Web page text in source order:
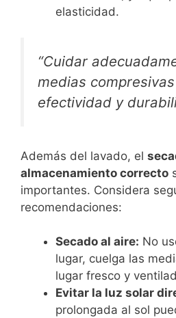
elasticidad.
“Cuidar
medias
efectividad y
Además del lavado, el
almacenamiento correcto
importantes. Considera
recomendaciones:
Secado al aire: No
lugar, cuelga las
lugar fresco y
Evitar la luz solar
prolongada al sol